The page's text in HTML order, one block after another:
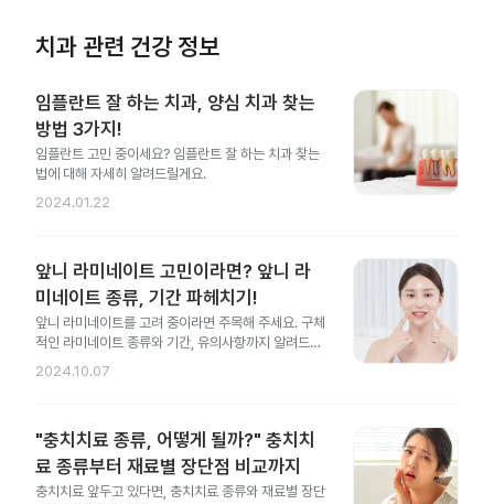
치과 관련 건강 정보
임플란트 잘 하는 치과, 양심 치과 찾는
방법 3가지!
임플란트 고민 중이세요? 임플란트 잘 하는 치과 찾는
법에 대해 자세히 알려드릴게요.
2024.01.22
앞니 라미네이트 고민이라면? 앞니 라
미네이트 종류, 기간 파헤치기!
앞니 라미네이트를 고려 중이라면 주목해 주세요. 구체
적인 라미네이트 종류와 기간, 유의사항까지 알려드릴
게요.
2024.10.07
"충치치료 종류, 어떻게 될까?" 충치치
료 종류부터 재료별 장단점 비교까지
충치치료 앞두고 있다면, 충치치료 종류와 재료별 장단